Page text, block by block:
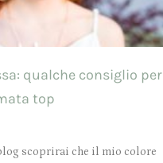
qualche consiglio per
top
scoprirai che il mio colore